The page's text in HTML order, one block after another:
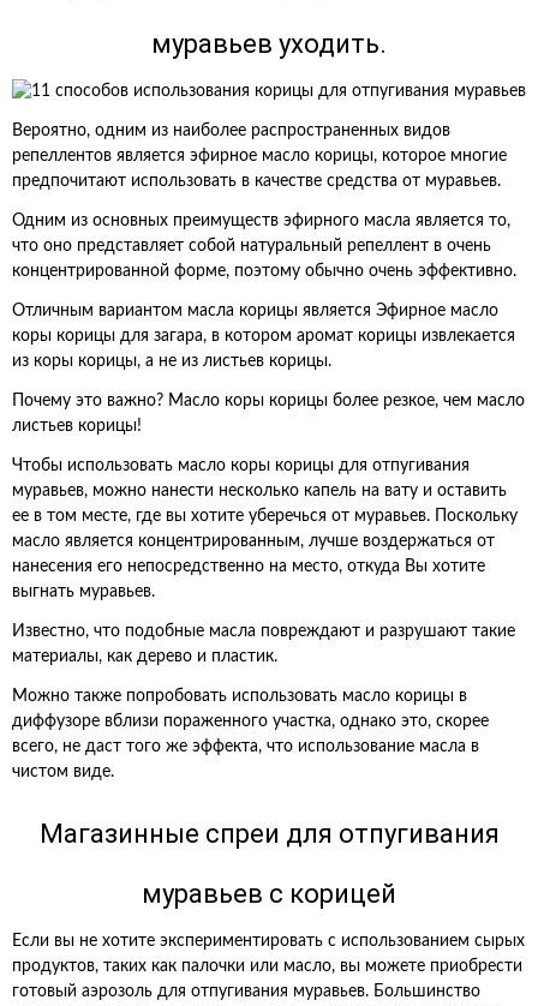
муравьев уходить.
Вероятно, одним из наиболее распространенных видов
репеллентов является эфирное масло корицы, которое многие
предпочитают использовать в качестве средства от муравьев.
Одним из основных преимуществ эфирного масла является то,
что оно представляет собой натуральный репеллент в очень
концентрированной форме, поэтому обычно очень эффективно.
Отличным вариантом масла корицы является Эфирное масло
коры корицы для загара, в котором аромат корицы извлекается
из коры корицы, а не из листьев корицы.
Почему это важно? Масло коры корицы более резкое, чем масло
листьев корицы!
Чтобы использовать масло коры корицы для отпугивания
муравьев, можно нанести несколько капель на вату и оставить
ее в том месте, где вы хотите уберечься от муравьев. Поскольку
масло является концентрированным, лучше воздержаться от
нанесения его непосредственно на место, откуда Вы хотите
выгнать муравьев.
Известно, что подобные масла повреждают и разрушают такие
материалы, как дерево и пластик.
Можно также попробовать использовать масло корицы в
диффузоре вблизи пораженного участка, однако это, скорее
всего, не даст того же эффекта, что использование масла в
чистом виде.
Магазинные спреи для отпугивания
муравьев с корицей
Если вы не хотите экспериментировать с использованием сырых
продуктов, таких как палочки или масло, вы можете приобрести
готовый аэрозоль для отпугивания муравьев. Большинство